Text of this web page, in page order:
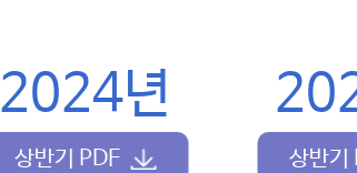
2024년
상반기 PDF 상반기